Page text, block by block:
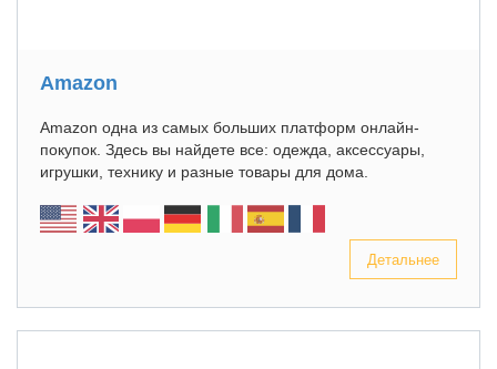
Amazon
Amazon одна из самых больших платформ онлайн-
покупок. Здесь вы найдете все: одежда, аксессуары,
игрушки, технику и разные товары для дома.
Детальнее